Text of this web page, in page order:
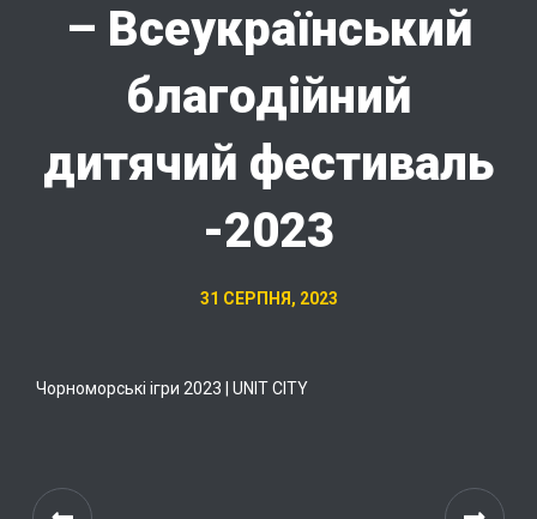
– Всеукраїнський
благодійний
дитячий фестиваль
-2023
31 СЕРПНЯ, 2023
Чорноморські ігри 2023 | UNIT CITY